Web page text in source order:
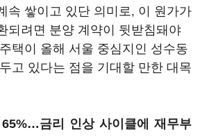
속 쌓이고 있단 의미로, 이 원가가
되려면 분양 계약이 뒷받침돼야
택이 올해 서울 중심지인 성수동
고 있다는 점을 기대할 만한 대목
금리 인상 사이클에 재무부